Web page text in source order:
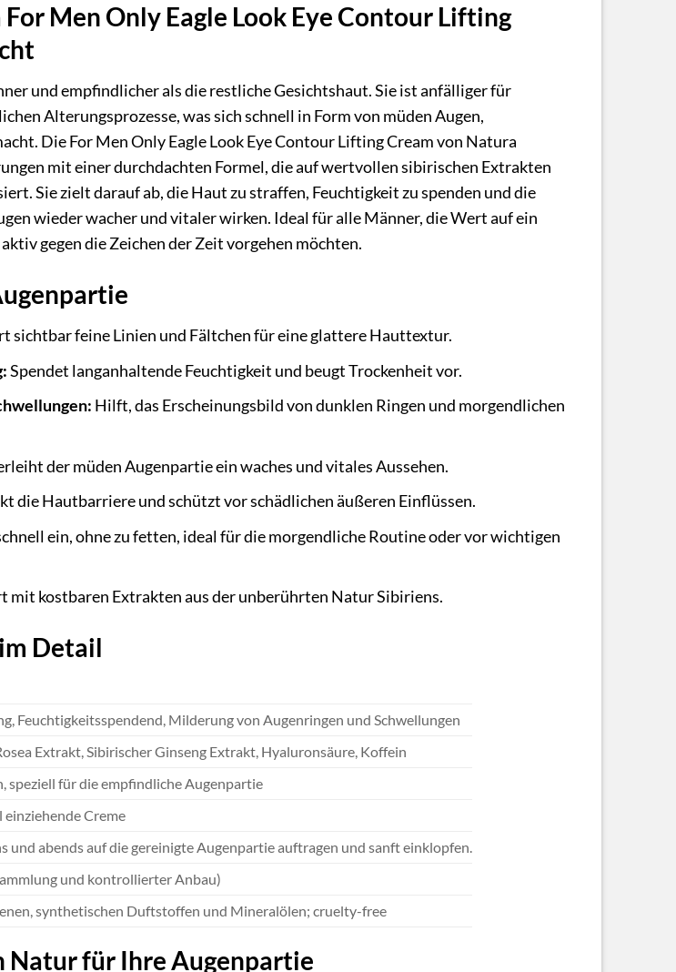
Men Only Eagle Look Eye Contour Lifting
und empfindlicher als die restliche Gesichtshaut. Sie ist anfälliger für
Alterungsprozesse, was sich schnell in Form von müden Augen,
Die For Men Only Eagle Look Eye Contour Lifting Cream von Natura
mit einer durchdachten Formel, die auf wertvollen sibirischen Extrakten
Sie zielt darauf ab, die Haut zu straffen, Feuchtigkeit zu spenden und die
wieder wacher und vitaler wirken. Ideal für alle Männer, die Wert auf ein
gegen die Zeichen der Zeit vorgehen möchten.
sichtbar feine Linien und Fältchen für eine glattere Hauttextur.
Spendet langanhaltende Feuchtigkeit und beugt Trockenheit vor.
Hilft, das Erscheinungsbild von dunklen Ringen und morgendlichen
der müden Augenpartie ein waches und vitales Aussehen.
die Hautbarriere und schützt vor schädlichen äußeren Einflüssen.
ein, ohne zu fetten, ideal für die morgendliche Routine oder vor wichtigen
mit kostbaren Extrakten aus der unberührten Natur Sibiriens.
Detail
Feuchtigkeitsspendend, Milderung von Augenringen und Schwellungen
Extrakt, Sibirischer Ginseng Extrakt, Hyaluronsäure, Koffein
speziell für die empfindliche Augenpartie
einziehende Creme
und abends auf die gereinigte Augenpartie auftragen und sanft einklopfen.
und kontrollierter Anbau)
synthetischen Duftstoffen und Mineralölen; cruelty-free
Natur für Ihre Augenpartie